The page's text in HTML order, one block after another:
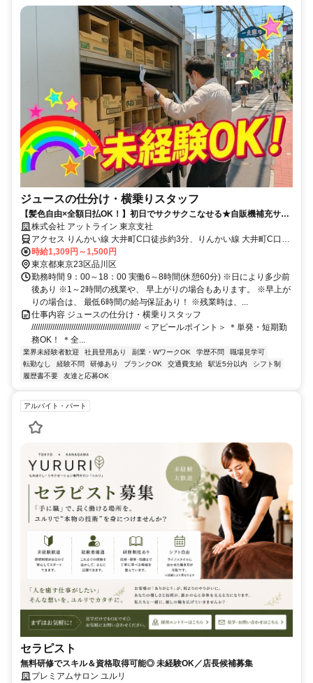
ジュースの仕分け・横乗りスタッフ
【髪色自由×全額日払OK！】初日でサクサクこなせる★自販機補充サポ
ート＜履歴書不要×WEB面談OK＞
株式会社 アットライン 東京支社
アクセス りんかい線 大井町C口徒歩約3分、りんかい線 大井町C口徒
歩約3分、りんかい線 大井町C口徒歩約3分
時給1,309円～1,500円
東京都東京23区品川区
勤務時間 9：00～18：00 実働6～8時間(休憩60分) ※日により多少前
後あり ※1～2時間の残業や、 早上がりの場合もあります。 ※早上が
りの場合は、 最低6時間の給与保証あり！ ※残業時は、...
仕事内容 ジュースの仕分け・横乗りスタッフ
//////////////////////////////////////////////////// ＜アピールポイント＞ ＊単発・短期勤
務OK！ ＊全...
業界未経験者歓迎 社員登用あり 副業・WワークOK 学歴不問
職場見学可
転勤なし
経験不問 研修あり ブランクOK 交通費支給 駅近5分以内
シフト制
履歴書不要
友達と応募OK
アルバイト・パート
セラピスト
無料研修でスキル＆資格取得可能◎ 未経験OK／店長候補募集
プレミアムサロン ユルリ